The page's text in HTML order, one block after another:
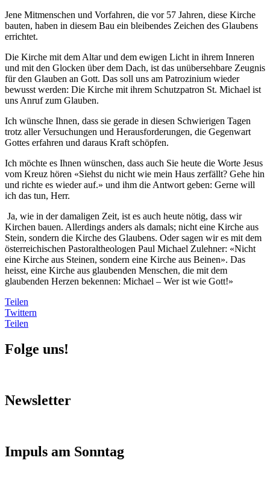
Jene Mitmenschen und Vorfahren, die vor 57 Jahren, diese Kirche
bauten, haben in diesem Bau ein bleibendes Zeichen des Glaubens
errichtet.
Die Kirche mit dem Altar und dem ewigen Licht in ihrem Inneren
und mit den Glocken über dem Dach, ist das unübersehbare Zeugnis
für den Glauben an Gott. Das soll uns am Patrozinium wieder
bewusst werden: Die Kirche mit ihrem Schutzpatron St. Michael ist
uns Anruf zum Glauben.
Ich wünsche Ihnen, dass sie gerade in diesen Schwierigen Tagen
trotz aller Versuchungen und Herausforderungen, die Gegenwart
Gottes erfahren und daraus Kraft schöpfen.
Ich möchte es Ihnen wünschen, dass auch Sie heute die Worte Jesus
vom Kreuz hören «Siehst du nicht wie mein Haus zerfällt? Gehe hin
und richte es wieder auf.» und ihm die Antwort geben: Gerne will
ich das tun, Herr.
Ja, wie in der damaligen Zeit, ist es auch heute nötig, dass wir
Kirchen bauen. Allerdings anders als damals; nicht eine Kirche aus
Stein, sondern die Kirche des Glaubens. Oder sagen wir es mit dem
österreichischen Pastoraltheologen Paul Michael Zulehner: «Nicht
eine Kirche aus Steinen, sondern eine Kirche aus Beinen». Das
heisst, eine Kirche aus glaubenden Menschen, die mit dem
glaubenden Herzen bekennen: Michael – Wer ist wie Gott!»
Teilen
Twittern
Teilen
Folge uns!
Newsletter
Impuls am Sonntag